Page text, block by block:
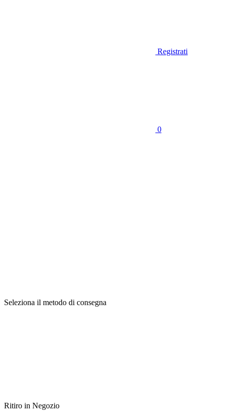
Registrati
0
Seleziona il metodo di consegna
Ritiro in Negozio